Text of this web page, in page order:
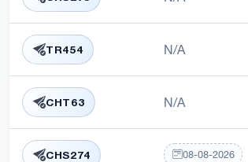
TR454 N/A
CHT63 N/A
CHS274 08-08-2026